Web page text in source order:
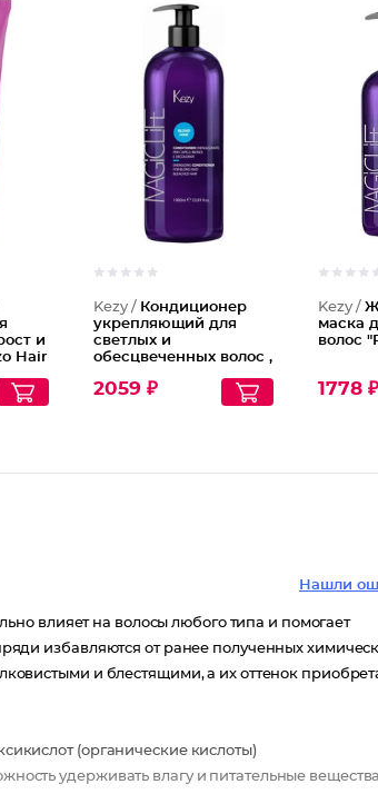
и
Hair
Kezy / Кондиционер
укрепляющий для
светлых и
обесцвеченных волос ,
2059 ₽
Kezy /
маска
волос
1778 ₽
Нашли
влияет на волосы любого типа и помогает
избавляются от ранее полученных
и блестящими, а их оттенок
(органические кислоты)
удерживать влагу и питательные вещества